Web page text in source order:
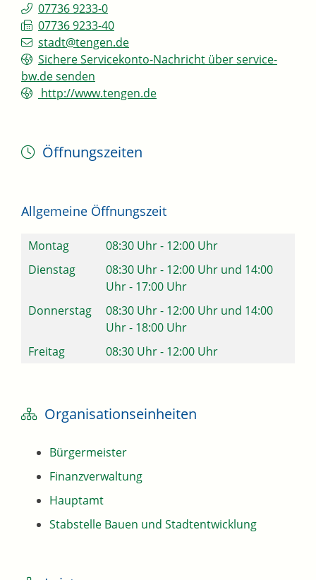
07736 9233-0
07736 9233-40
stadt@tengen.de
Sichere Servicekonto-Nachricht über service-
bw.de senden
http://www.tengen.de
Öffnungszeiten
Allgemeine Öffnungszeit
Montag 08:30 Uhr- 12:00 Uhr
Dienstag
08:30 Uhr- 12:00 Uhr und 14:00
Uhr- 17:00 Uhr
Donnerstag
08:30 Uhr- 12:00 Uhr und 14:00
Uhr- 18:00 Uhr
Freitag
08:30 Uhr- 12:00 Uhr
Organisationseinheiten
Bürgermeister
Finanzverwaltung
Hauptamt
Stabstelle Bauen und Stadtentwicklung